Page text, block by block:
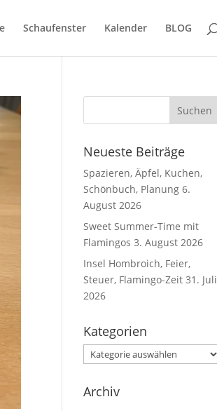
Schaufenster Kalender BLOG
Neueste Beiträge
Spazieren, Äpfel, Kuchen,
Schönbuch, Planung 6.
August 2026
Sweet Summer-Time mit
Flamingos 3. August 2026
Insel Hombroich, Feier,
Steuer, Flamingo-Zeit 31. Juli
2026
Kategorien
Kategorien
Archiv